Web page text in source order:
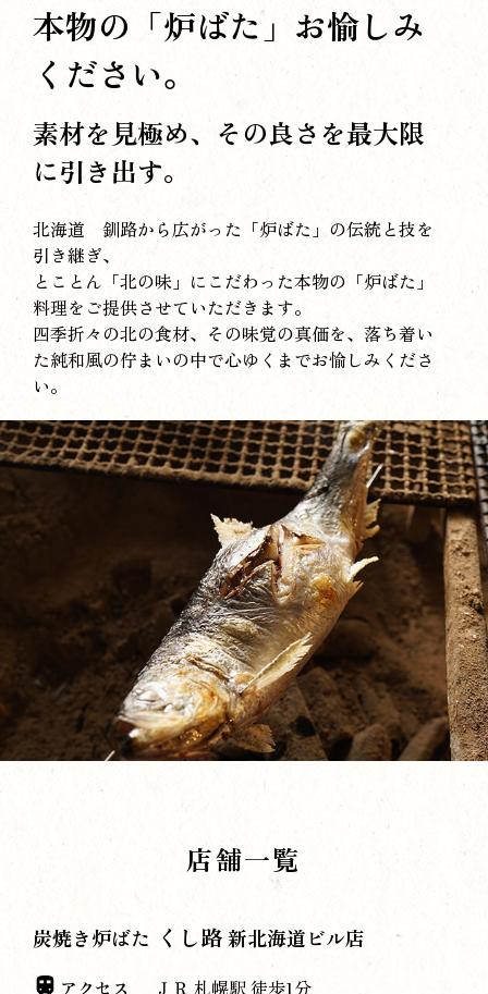
本物の「炉ばた」お愉しみ
ください。
素材を見極め、その良さを最大限
に引き出す。
北海道 釧路から広がった「炉ばた」の伝統と技を
引き継ぎ、
とことん「北の味」にこだわった本物の「炉ばた」
料理をご提供させていただきます。
四季折々の北の食材、その味覚の真価を、落ち着い
た純和風の佇まいの中で心ゆくまでお愉しみくださ
い。
店舗一覧
炭焼き炉ばた くし路新北海道ビル店
アクセス
ＪＲ 札幌駅 徒歩1分